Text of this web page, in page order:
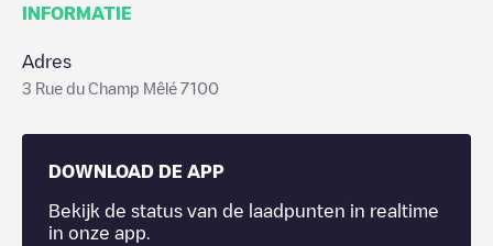
INFORMATIE
Adres
3 Rue du Champ Mêlé 7100
DOWNLOAD DE APP
Bekijk de status van de laadpunten in realtime
in onze app.